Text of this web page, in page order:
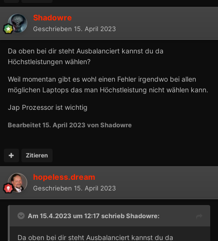
Shadowre
Geschrieben 15. April 2023
Da oben bei dir steht Ausbalanciert kannst du da
Höchstleistungen wählen?
Weil momentan gibt es wohl einen Fehler irgendwo bei allen
möglichen Laptops das man Höchstleistung nicht wählen kann.
Jap Prozessor ist wichtig
Bearbeitet15. April 2023 von Shadowre
Zitieren
hopeless.dream
Geschrieben 15. April 2023
Am 15.4.2023 um 12:17 schriebShadowre:
Da oben bei dir steht Ausbalanciert kannst du da